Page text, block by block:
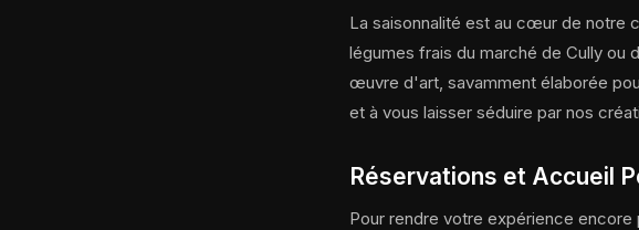
La saisonnalité est au cœur de notre
légumes frais du marché de Cully ou
œuvre d'art, savamment élaborée
et à vous laisser séduire par nos
Réservations et Accueil
Pour rendre votre expérience